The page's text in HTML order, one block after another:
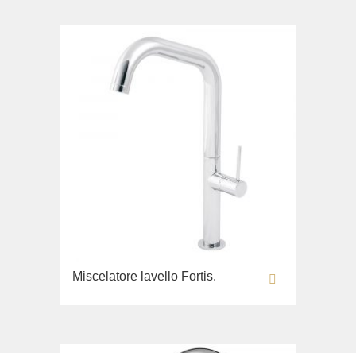
Miscelatore lavello Fortis.